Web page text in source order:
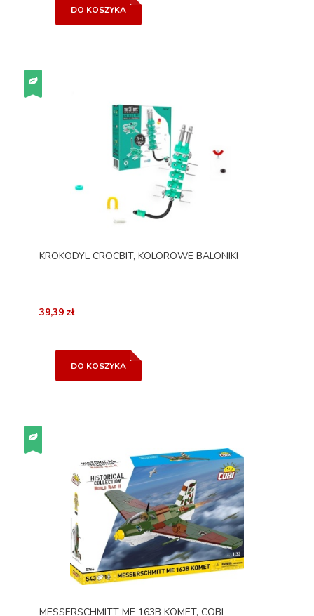
DO KOSZYKA
KROKODYL CROCBIT, KOLOROWE BALONIKI
39,39 zł
DO KOSZYKA
MESSERSCHMITT ME 163B KOMET, COBI